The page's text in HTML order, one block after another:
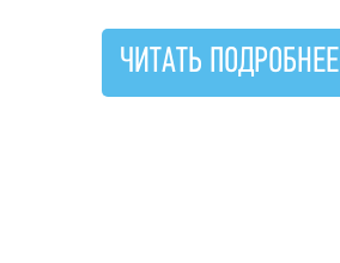
ЧИТАТЬ ПОДРОБНЕЕ